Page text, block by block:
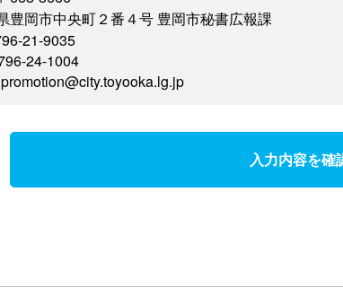
岡市中央町２番４号 豊岡市秘書広報課
21-9035
24-1004